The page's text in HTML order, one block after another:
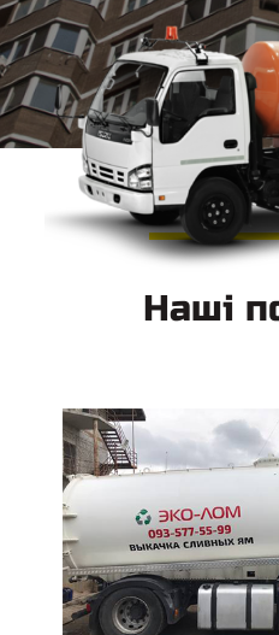
Наші